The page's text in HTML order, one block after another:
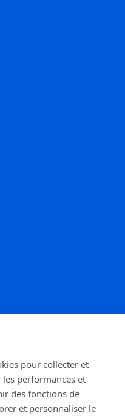
pour collecter et
performances et
des fonctions de
et personnaliser le